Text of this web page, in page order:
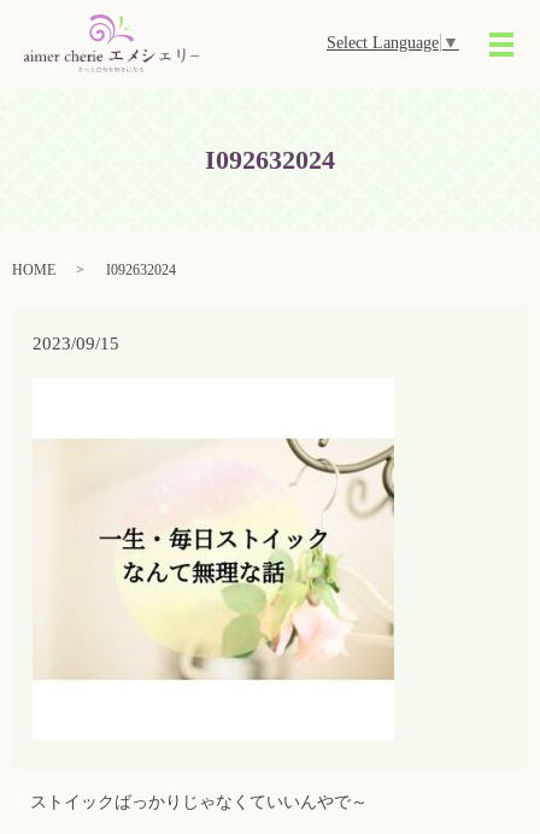
Select Language ▼
メ
I092632024
HOME I092632024
2023/09/15
ストイックばっかりじゃなくていいんやで～